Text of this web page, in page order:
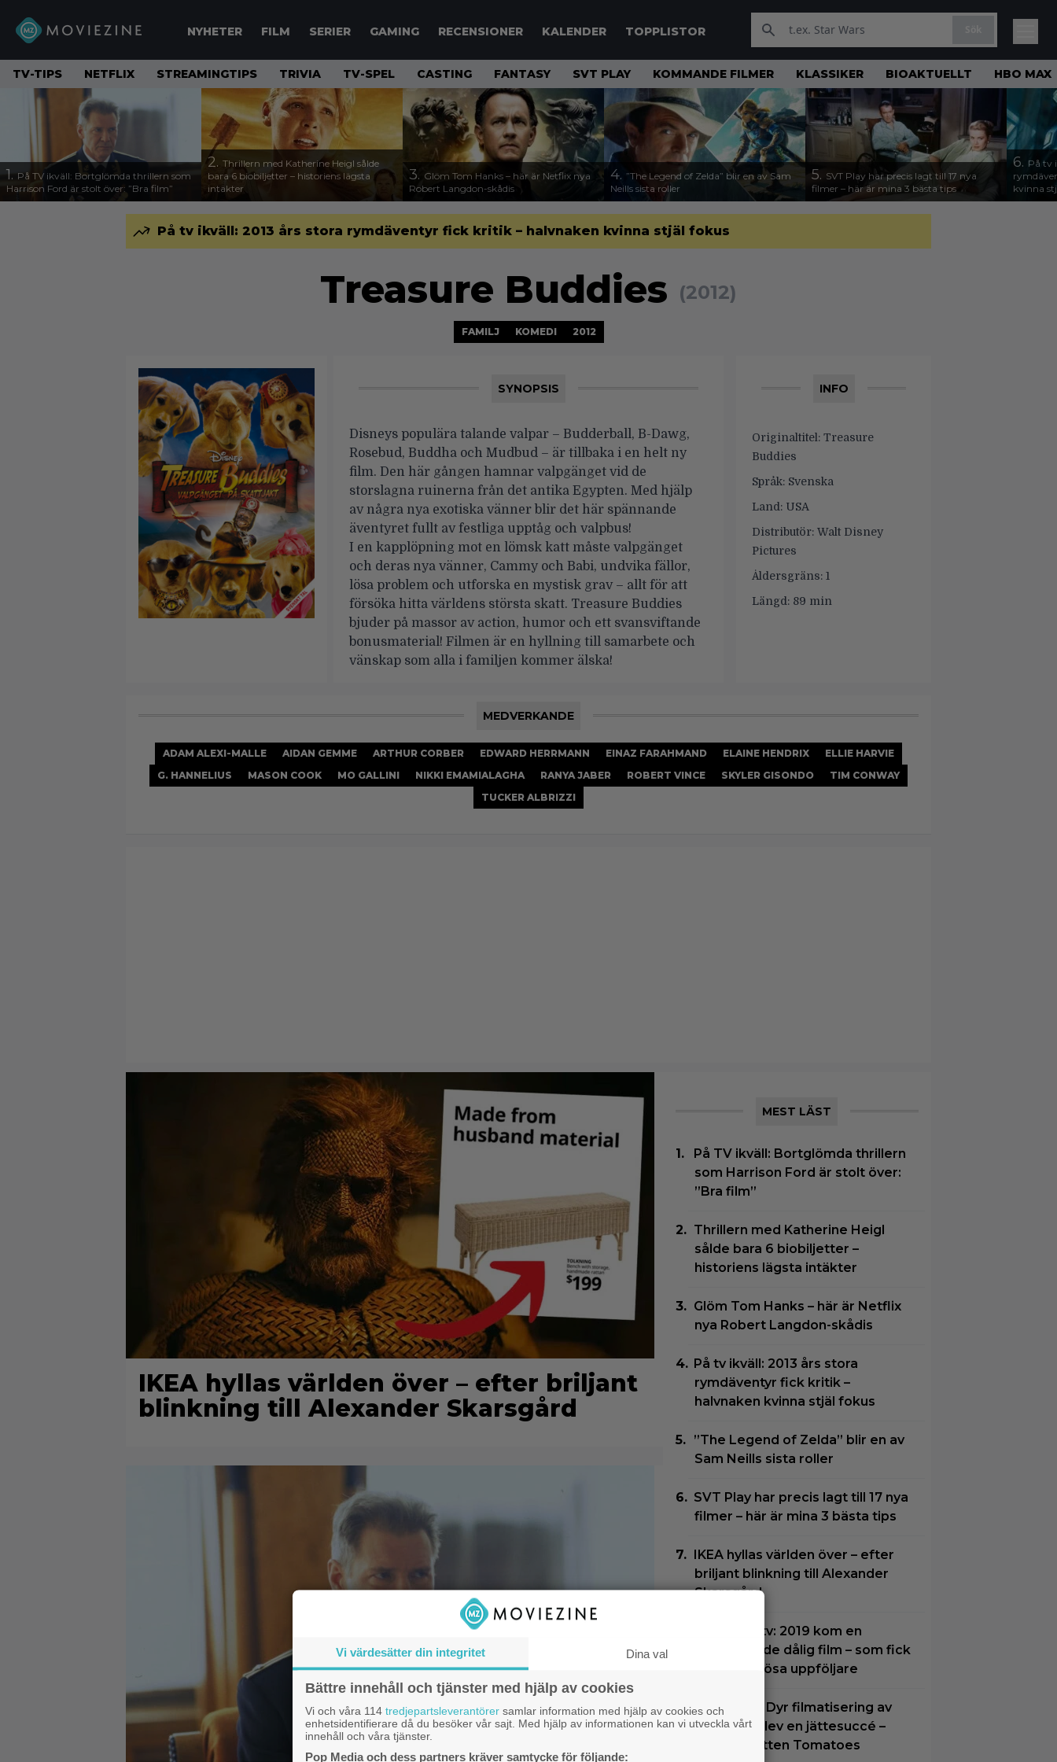
NYHETER FILM SERIER GAMING RECENSIONER KALENDER TOPPLISTOR
TV-TIPS NETFLIX STREAMINGTIPS TRIVIA TV-SPEL CASTING FANTASY SVT PLAY KOMMANDE FILMER KLASSIKER BIOAKTUELLT HBO MAX
1. På TV ikväll: Bortglömda thrillern som
Harrison Ford är stolt över: ”Bra film”
2. Thrillern med Katherine Heigl sålde
bara 6 biobiljetter – historiens lägsta
intäkter
3. Glöm Tom Hanks – här är Netflix nya
Robert Langdon-skådis
4. ”The Legend of Zelda” blir en av Sam
Neills sista roller
5. SVT Play har precis lagt till 17 nya
filmer – här är mina 3 bästa tips
6. På tv
kvinna
På tv ikväll: 2013 års stora rymdäventyr fick kritik – halvnaken kvinna stjäl fokus
Treasure Buddies (2012)
FAMILJ KOMEDI 2012
SYNOPSIS
Disneys populära talande valpar – Budderball, B-Dawg,
Rosebud, Buddha och Mudbud – är tillbaka i en helt ny
film. Den här gången hamnar valpgänget vid de
storslagna ruinerna från det antika Egypten. Med hjälp
av några nya exotiska vänner blir det här spännande
äventyret fullt av festliga upptåg och valpbus!
I en kapplöpning mot en lömsk katt måste valpgänget
och deras nya vänner, Cammy och Babi, undvika fällor,
lösa problem och utforska en mystisk grav – allt för att
försöka hitta världens största skatt. Treasure Buddies
bjuder på massor av action, humor och ett svansviftande
bonusmaterial! Filmen är en hyllning till samarbete och
vänskap som alla i familjen kommer älska!
INFO
Originaltitel: Treasure
Buddies
Språk: Svenska
Land: USA
Distributör: Walt Disney
Pictures
Åldersgräns: 1
Längd: 89 min
MEDVERKANDE
ADAM ALEXI-MALLE AIDAN GEMME ARTHUR CORBER EDWARD HERRMANN EINAZ FARAHMAND ELAINE HENDRIX
ELLIE HARVIE
G. HANNELIUS
MASON COOK MO GALLINI NIKKI EMAMIALAGHA RANYA JABER ROBERT VINCE SKYLER GISONDO
TIM CONWAY
TUCKER ALBRIZZI
IKEA hyllas världen över – efter briljant
blinkning till Alexander Skarsgård
MEST LÄST
På TV ikväll: Bortglömda thrillern
som Harrison Ford är stolt över:
”Bra film”
Thrillern med Katherine Heigl
sålde bara 6 biobiljetter –
historiens lägsta intäkter
Glöm Tom Hanks – här är Netflix
nya Robert Langdon-skådis
På tv ikväll: 2013 års stora
rymdäventyr fick kritik –
halvnaken kvinna stjäl fokus
”The Legend of Zelda” blir en av
Sam Neills sista roller
SVT Play har precis lagt till 17 nya
filmer – här är mina 3 bästa tips
IKEA hyllas världen över – efter
briljant blinkning till Alexander
Skarsgård
Undvik på tv: 2019 kom en
skrämmande dålig film – som fick
fyra värdelösa uppföljare
Inatt på tv: Dyr filmatisering av
klassiker blev en jättesuccé –
97% på Rotten Tomatoes
Vi värdesätter din integritet Dina val
Bättre innehåll och tjänster med hjälp av cookies
Vi och våra 114 tredjepartsleverantörer samlar information med hjälp av cookies och
enhetsidentifierare då du besöker vår sajt. Med hjälp av informationen kan vi utveckla vårt
innehåll och våra tjänster.
Pop Media och dess partners kräver samtycke för följande: